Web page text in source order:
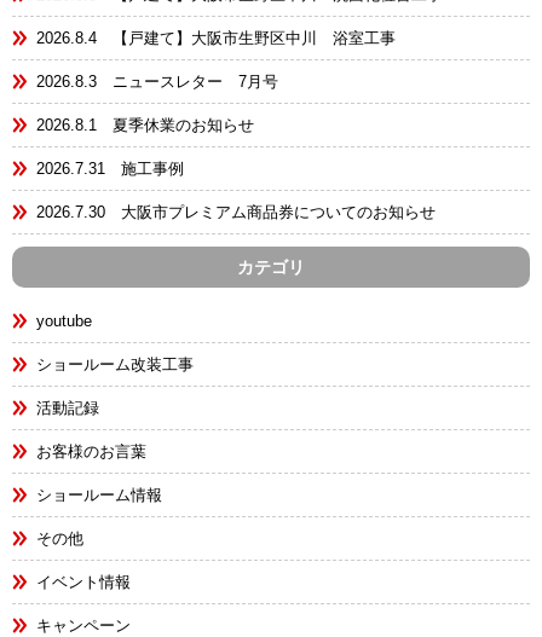
2026.8.4 【戸建て】大阪市生野区中川 浴室工事
2026.8.3 ニュースレター 7月号
2026.8.1 夏季休業のお知らせ
2026.7.31 施工事例
2026.7.30 大阪市プレミアム商品券についてのお知らせ
カテゴリ
youtube
ショールーム改装工事
活動記録
お客様のお言葉
ショールーム情報
その他
イベント情報
キャンペーン